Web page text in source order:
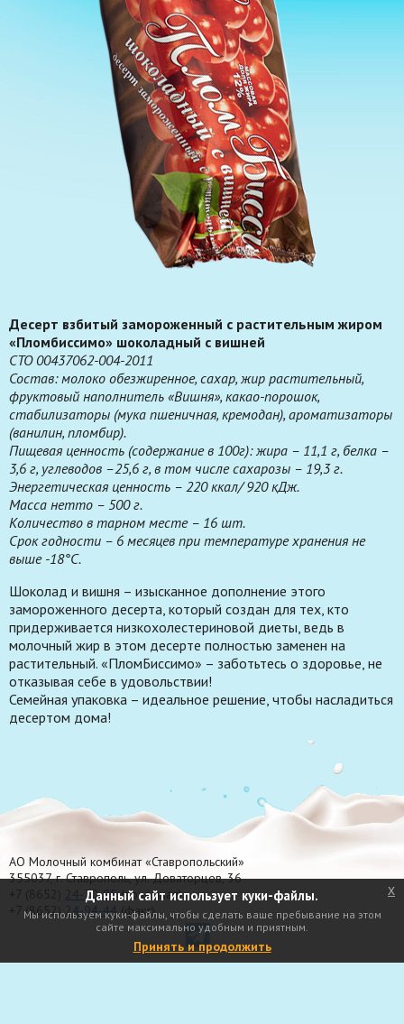
Десерт взбитый замороженный с растительным жиром
«Пломбиссимо» шоколадный с вишней
СТО 00437062-004-2011
Состав: молоко обезжиренное, сахар, жир растительный,
фруктовый наполнитель «Вишня», какао-порошок,
стабилизаторы (мука пшеничная, кремодан), ароматизаторы
(ванилин, пломбир).
Пищевая ценность (содержание в 100г): жира – 11,1 г, белка –
3,6 г, углеводов –25,6 г, в том числе сахарозы – 19,3 г.
Энергетическая ценность – 220 ккал/ 920 кДж.
Масса нетто – 500 г.
Количество в тарном месте – 16 шт.
Срок годности – 6 месяцев при температуре хранения не
выше -18°С.
Шоколад и вишня – изысканное дополнение этого
замороженного десерта, который создан для тех, кто
придерживается низкохолестериновой диеты, ведь в
молочный жир в этом десерте полностью заменен на
растительный. «ПломБиссимо» – заботьтесь о здоровье, не
отказывая себе в удовольствии!
Семейная упаковка – идеальное решение, чтобы насладиться
десертом дома!
АО Молочный комбинат «Ставропольский»
355037, г. Ставрополь, ул. Доваторцев, 36
24-70-95(приёмная)
+7 (8652) 24-94-44(факс)
Данный сайт использует куки-файлы.
Мы используем куки-файлы, чтобы сделать ваше пребывание на этом
сайте максимально удобным и приятным.
Принять и продолжить
x